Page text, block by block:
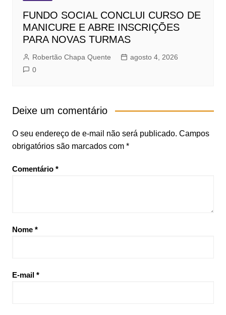
FUNDO SOCIAL CONCLUI CURSO DE
MANICURE E ABRE INSCRIÇÕES
PARA NOVAS TURMAS
Robertão Chapa Quente
agosto 4, 2026
0
Deixe um comentário
O seu endereço de e-mail não será publicado. Campos
obrigatórios são marcados com *
Comentário *
Nome *
E-mail *